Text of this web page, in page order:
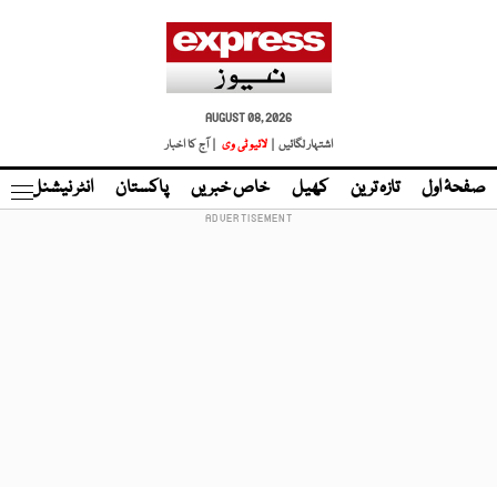
AUGUST 08, 2026
اشتہار لگائیں |
لائیو ٹی وی | آج کا اخبار
صفحۂ اول تازہ ترین کھیل خاص خبریں پاکستان انٹر نیشنل